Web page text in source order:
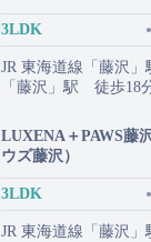
3LDK
JR 東海道線「藤沢
「藤沢」駅 徒歩18
LUXENA＋PAWS藤
ウズ藤沢）
3LDK
JR 東海道線「藤沢